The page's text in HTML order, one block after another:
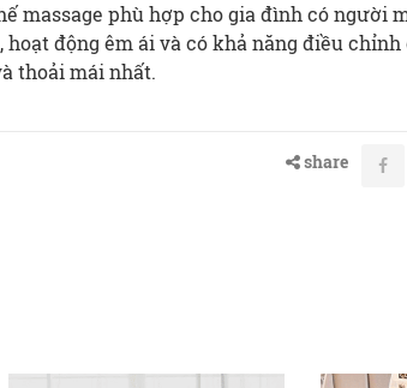
massage phù hợp cho gia đình có người
động êm ái và có khả năng điều
thoải mái nhất.
share